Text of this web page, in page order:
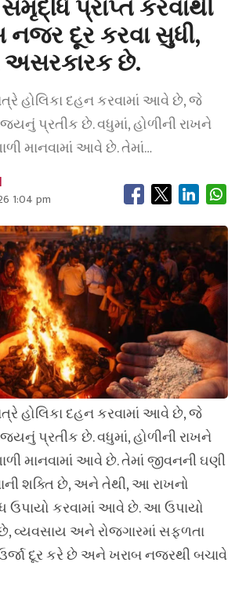
પ્રાપ્ત કરવાથી
દૂર કરવા સુધી,
અસરકારક છે.
હોલિકા દહન કરવામાં આવે છે, જે
પ્રતીક છે. વધુમાં, હોળીની રાખને
માનવામાં આવે છે. તેમાં…
1:04 pm
હોલિકા દહન કરવામાં આવે છે, જે
પ્રતીક છે. વધુમાં, હોળીની રાખને
માનવામાં આવે છે. તેમાં જીવનની ઘણી
શક્તિ છે, અને તેથી, આ રાખનો
ઉપાયો કરવામાં આવે છે. આ ઉપાયો
છે, વ્યવસાય અને રોજગારમાં સફળતા
દૂર કરે છે અને ખરાબ નજરથી બચાવે